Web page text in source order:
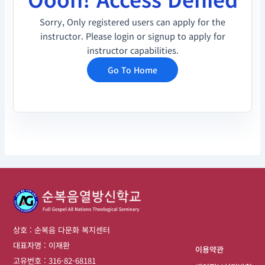
Sorry, Only registered users can apply for the
instructor. Please login or signup to apply for
instructor capabilities.
Go To Home
상호 : 순복음 다문화 복지센터
대표자명 : 이재환
고유번호 : 316-82-68181
이용약관